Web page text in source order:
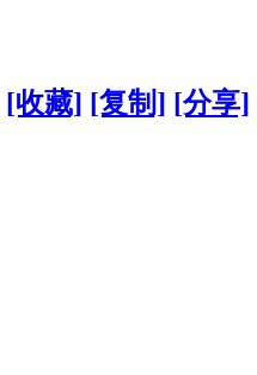
[收藏] [复制] [分享]